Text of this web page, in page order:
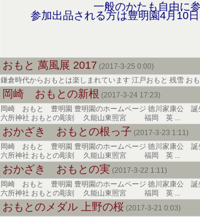
一般のかたも自由に
参加出品される方は豊明園4月10
おもと 萬風展 2017 (2017-3-25 0:00)
鎌倉時代からおもとは楽しまれています 江戸おもと 残雪 お
岡崎 おもとの新根 (2017-3-24 17:23)
岡崎 おもと 豊明園 豊明園のホームページ 徳川家康公 誕
六所神社 おもとの彫刻 久能山東照宮 福岡 英 ...
おかざき おもとの根っ子 (2017-3-23 1:11)
岡崎 おもと 豊明園 豊明園のホームページ 徳川家康公 誕
六所神社 おもとの彫刻 久能山東照宮 福岡 英 ...
おかざき おもとの実 (2017-3-22 1:11)
岡崎 おもと 豊明園 豊明園のホームページ 徳川家康公 誕
六所神社 おもとの彫刻 久能山東照宮 福岡 英 ...
おもとのメダル 上野の桜(2017-3-21 0:03)